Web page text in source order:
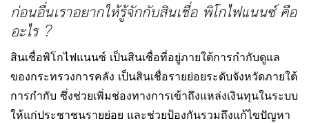
ก่อนอื่นเราอยากให้รู้จักกับสินเชื่อ พิโกไฟแนนซ์ คือ
อะไร ?
สินเชื่อพิโกไฟแนนซ์ เป็นสินเชื่อที่อยู่ภายใต้การกำกับดูแล
ของกระทรวงการคลัง เป็นสินเชื่อรายย่อยระดับจังหวัดภายใต้
การกำกับ ซึ่งช่วยเพิ่มช่องทางการเข้าถึงแหล่งเงินทุนในระบบ
ให้แก่ประชาชนรายย่อย และช่วยป้องกันรวมถึงแก้ไขปัญหา